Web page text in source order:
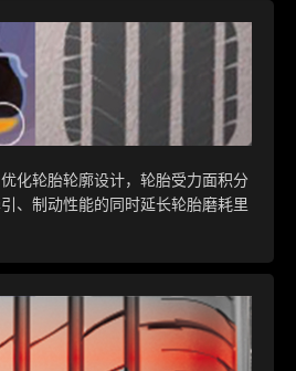
化轮胎轮廓设计，轮胎受力面积分
、制动性能的同时延长轮胎磨耗里